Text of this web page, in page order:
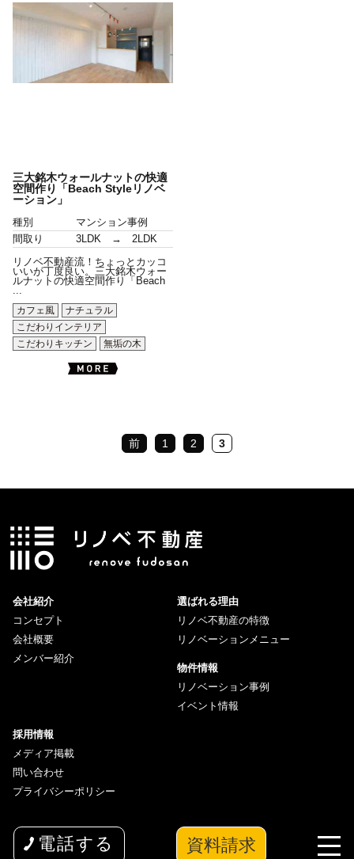
電話する 資料請求
三大銘木ウォールナットの快適
空間作り「Beach Styleリノベ
ーション」
種別
マンション事例
間取り
3LDK → 2LDK
リノベ不動産流！ちょっとカッコ
いいが丁度良い。三大銘木ウォー
ルナットの快適空間作り「Beach
...
カフェ風
ナチュラル
こだわりインテリア
こだわりキッチン
無垢の木
前 1 2 3
会社紹介
コンセプト
会社概要
メンバー紹介
選ばれる理由
リノベ不動産の特徴
リノベーションメニュー
物件情報
リノベーション事例
イベント情報
採用情報
メディア掲載
問い合わせ
プライバシーポリシー
copyright© 2026 wakuwaku Inc All Rights Reserved.